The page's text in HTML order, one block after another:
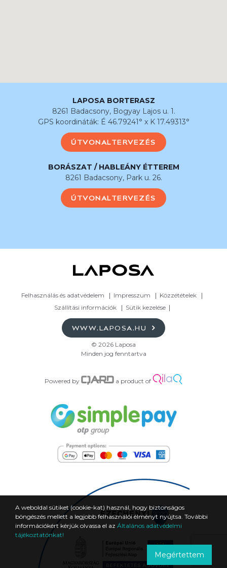
LAPOSA BORTERASZ
8261 Badacsony, Bogyay Lajos u. 1.
GPS koordináták: É 46.79241° x K 17.49313°
ÚTVONALTERVEZÉS
BORÁSZAT / HABLEÁNY ÉTTEREM
8261 Badacsony, Park u. 26.
ÚTVONALTERVEZÉS
Felhasználás és adatvédelem Impresszum
Közzétételek
Szállítási információk
Sütik kezelése
WWW.LAPOSA.HU
© 2026 Laposa
Minden jog fenntartva
Powered by a product of
A weboldal sütiket (cookie-kat) használ, hogy biztonságos
böngészés mellett a legjobb felhasználói élményt nyújtsa. További
információkért kérjük olvassa el az Általános adatvédelmi
tájékoztatónkat!
Megértettem